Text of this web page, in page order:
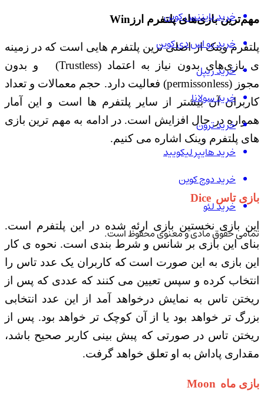
مهم‌ترین بازی‌های پلتفرم ارزWin
پلتفرم وینک از اصلی ترین پلتفرم هایی است که در زمینه
ی بازی‌های بدون نیاز به اعتماد (Trustless)
و بدون
مجوز(permissonless)فعالیت دارد. حجم معمالات و تعداد
کاربران آن بیشتر از سایر پلتفرم ها است و این آمار
همواره در حال افزایش است. در ادامه به مهم ترین بازی
های پلتفرم وینک اشاره می کنیم.
بازی تاس Dice
این بازی نخستین بازی ارئه شده در این پلتفرم است.
بنای این بازی بر شانس و شرط بندی است. نحوه ی کار
این بازی به این صورت است که کاربران یک عدد تاس را
انتخاب کرده و سپس تعیین می کنند که عددی که پس از
ریختن تاس به نمایش درخواهد آمد از این عدد انتخابی
بزرگ تر خواهد بود یا از آن کوچک تر خواهد بود. پس از
ریختن تاس در صورتی که پبش بینی کاربر صحیح باشد،
مقداری پاداش به او تعلق خواهد گرفت.
بازی ماه Moon
خرید بایننس کوین
خرید یو اس دی کوین
خرید ریپل
خرید سولانا
خرید ترون
خرید هایپر لیکویید
خرید دوج کوین
خرید لئو
تمامی حقوق مادی و معنوی محفوظ است.